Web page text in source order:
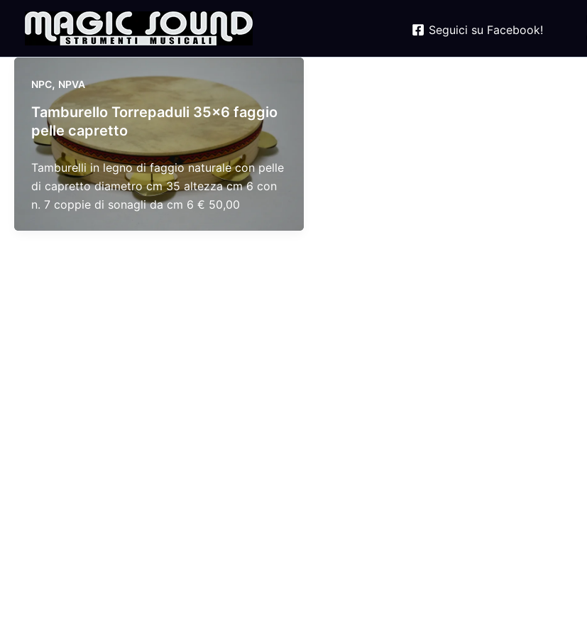
Seguici su Facebook!
NPC, NPVA
Tamburello Torrepaduli 35×6 faggio
pelle capretto
Tamburelli in legno di faggio naturale con pelle
di capretto diametro cm 35 altezza cm 6 con
n. 7 coppie di sonagli da cm 6 € 50,00